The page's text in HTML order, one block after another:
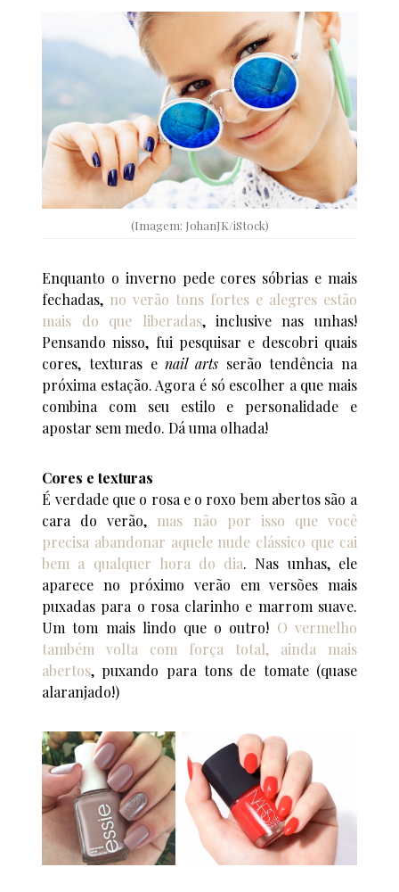
(Imagem: JohanJK/iStock)
Enquanto o inverno pede cores sóbrias e mais
fechadas, no verão tons fortes e alegres estão
mais do que liberadas, inclusive nas unhas!
Pensando nisso, fui pesquisar e descobri quais
cores, texturas enail artsserão tendência na
próxima estação. Agora é só escolher a que mais
combina com seu estilo e personalidade e
apostar sem medo. Dá uma olhada!
Cores e texturas
É verdade que o rosa e o roxo bem abertos são a
cara do verão, mas não por isso que você
precisa abandonar aquele nude clássico que cai
bem a qualquer hora do dia. Nas unhas, ele
aparece no próximo verão em versões mais
puxadas para o rosa clarinho e marrom suave.
Um tom mais lindo que o outro! O vermelho
também volta com força total, ainda mais
abertos, puxando para tons de tomate (quase
alaranjado!)